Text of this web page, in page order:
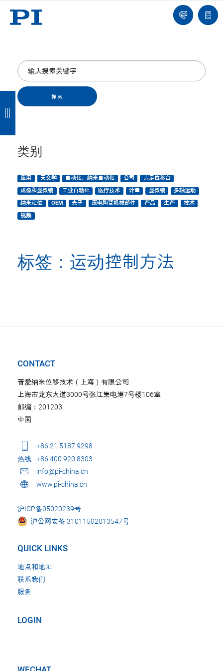
联
系
报
价
们
类别
应用 天文学 自动化、纳米自动化 公司
六足位移台
成像和显微镜
工业自动化 医疗技术 计量 显微镜
多轴运动
纳米定位
OEM 光子 压电陶瓷机械部件 产品 生产
技术
视频
标签：运动控制方法
CONTACT
普爱纳米位移技术（上海）有限公司
上海市龙东大道3000号张江集电港7号楼106室
邮编：201203
中国
+86 21 5187 9298
热线
+86 400 920 8303
info@pi-china.cn
www.pi-china.cn
沪ICP备05020239号
沪公网安备 31011502013547号
QUICK LINKS
地点和地址
联系我们
服务
LOGIN